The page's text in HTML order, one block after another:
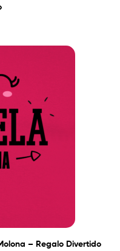
– Regalo Divertido